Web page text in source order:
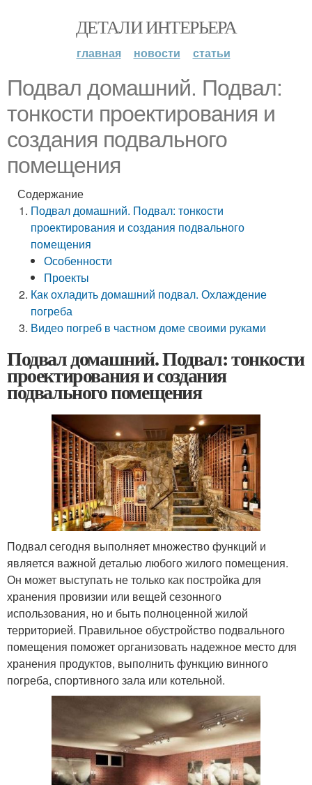
ДЕТАЛИ ИНТЕРЬЕРА
главная новости статьи
Подвал домашний. Подвал:
тонкости проектирования и
создания подвального
помещения
Содержание
Подвал домашний. Подвал: тонкости
проектирования и создания подвального
помещения
Особенности
Проекты
Как охладить домашний подвал. Охлаждение
погреба
Видео погреб в частном доме своими руками
Подвал домашний. Подвал: тонкости
проектирования и создания
подвального помещения
Подвал сегодня выполняет множество функций и
является важной деталью любого жилого помещения.
Он может выступать не только как постройка для
хранения провизии или вещей сезонного
использования, но и быть полноценной жилой
территорией. Правильное обустройство подвального
помещения поможет организовать надежное место для
хранения продуктов, выполнить функцию винного
погреба, спортивного зала или котельной.